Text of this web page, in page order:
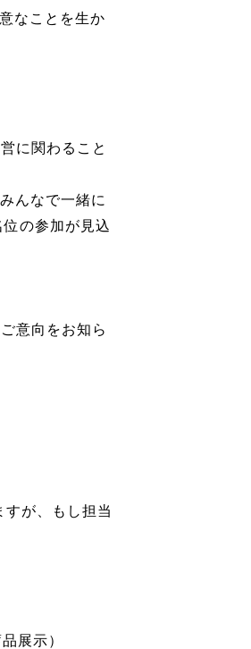
なことを⽣か
に関わること
んなで⼀緒に
の参加が⾒込
意向をお知ら
が、もし担当
展示）